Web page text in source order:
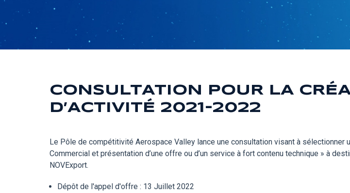
CONSULTATION POUR LA
D’ACTIVITÉ 2021-2022
Le Pôle de compétitivité Aerospace Valley lance une consultation visant à sélectionner
Commercial et présentation d’une offre ou d’un service à fort contenu technique » à
NOVExport.
Dépôt de l'appel d'offre : 13 Juillet 2022